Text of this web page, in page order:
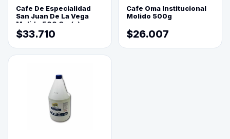
Cafe De Especialidad
San Juan De La Vega
Molido 500 Grs(=)
$33.710
Cafe Oma Institucional
Molido 500g
$26.007